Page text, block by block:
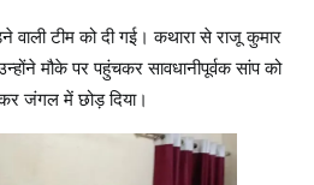
टीम को दी गई। कथारा से राजू कुमार
मौके पर पहुंचकर सावधानीपूर्वक सांप को
जंगल में छोड़ दिया।